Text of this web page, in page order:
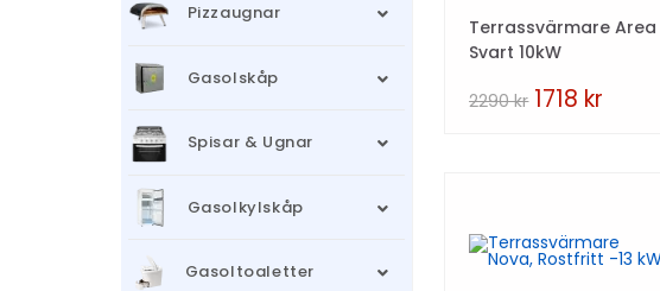
Terrassvärmare Area
Svart 10kW
2290kr 1718 kr
Pizzaugnar
Gasolskåp
Spisar & Ugnar
Gasolkylskåp
Gasoltoaletter